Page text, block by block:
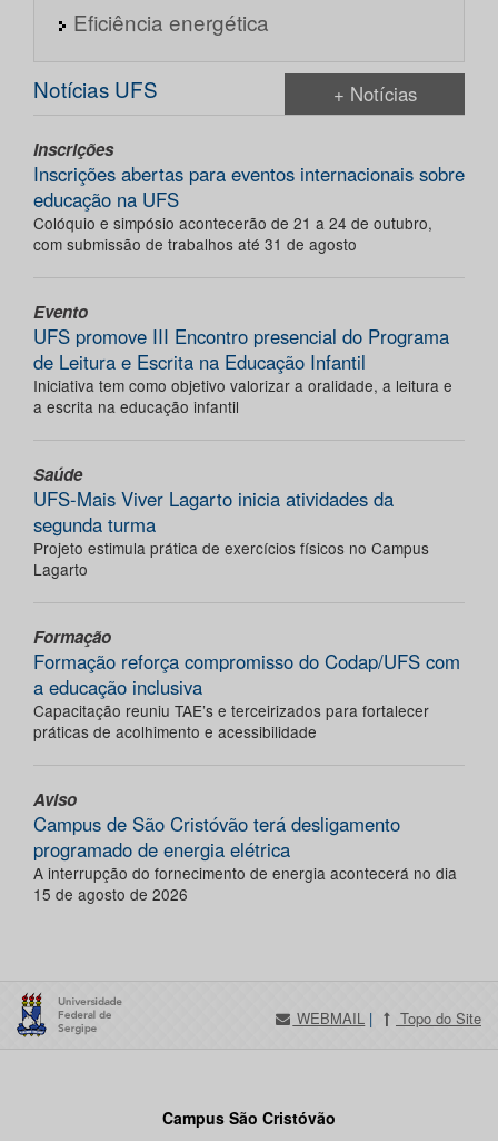
Eficiência energética
Notícias UFS + Notícias
Inscrições
Inscrições abertas para eventos internacionais sobre
educação na UFS
Colóquio e simpósio acontecerão de 21 a 24 de outubro,
com submissão de trabalhos até 31 de agosto
Evento
UFS promove III Encontro presencial do Programa
de Leitura e Escrita na Educação Infantil
Iniciativa tem como objetivo valorizar a oralidade, a leitura e
a escrita na educação infantil
Saúde
UFS-Mais Viver Lagarto inicia atividades da
segunda turma
Projeto estimula prática de exercícios físicos no Campus
Lagarto
Formação
Formação reforça compromisso do Codap/UFS com
a educação inclusiva
Capacitação reuniu TAE’s e terceirizados para fortalecer
práticas de acolhimento e acessibilidade
Aviso
Campus de São Cristóvão terá desligamento
programado de energia elétrica
A interrupção do fornecimento de energia acontecerá no dia
15 de agosto de 2026
WEBMAIL | Topo do Site
Campus São Cristóvão